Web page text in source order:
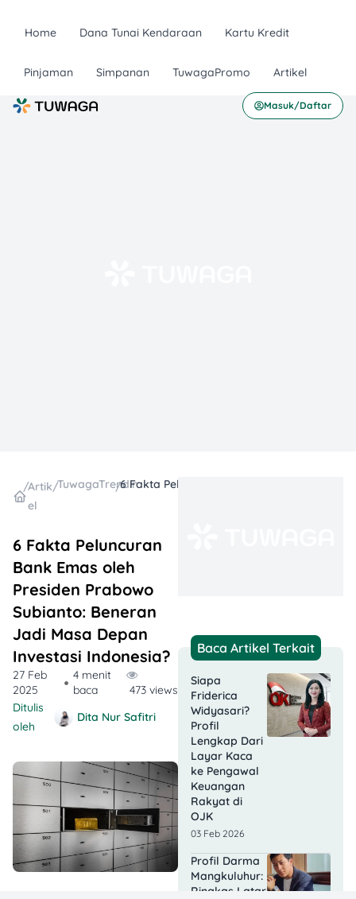
Home Dana Tunai Kendaraan Kartu Kredit
Pinjaman Simpanan TuwagaPromo Artikel
Masuk/Daftar
/Artik
el
/TuwagaTrending
/
6 Fakta Peluncuran
Bank Emas oleh
Presiden Prabowo
Subianto: Beneran
Jadi Masa Depan
Investasi Indonesia?
27 Feb
2025
4 menit
baca
473 views
Ditulis
oleh
Dita Nur Safitri
Baca Artikel Terkait
Siapa
Friderica
Widyasari?
Profil
Lengkap Dari
Layar Kaca
ke Pengawal
Keuangan
Rakyat di
OJK
03 Feb 2026
Profil Darma
Mangkuluhur:
Ringkas Latar